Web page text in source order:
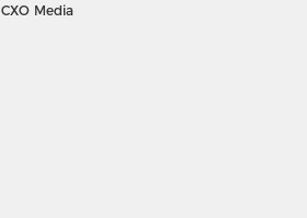
CXO Media